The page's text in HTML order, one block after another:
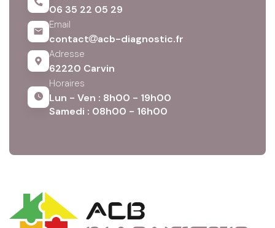
06 35 22 05 29
Email
contact acb-diagnostic.fr
Adresse
62220 Carvin
Horaires
Lun - Ven : 8h00 - 19h00
Samedi : 08h00 - 16h00